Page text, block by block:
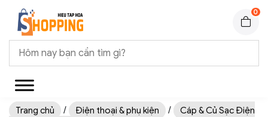
0
Trang chủ / Điện thoại & phụ kiện /
Cáp & Củ Sạc Điện